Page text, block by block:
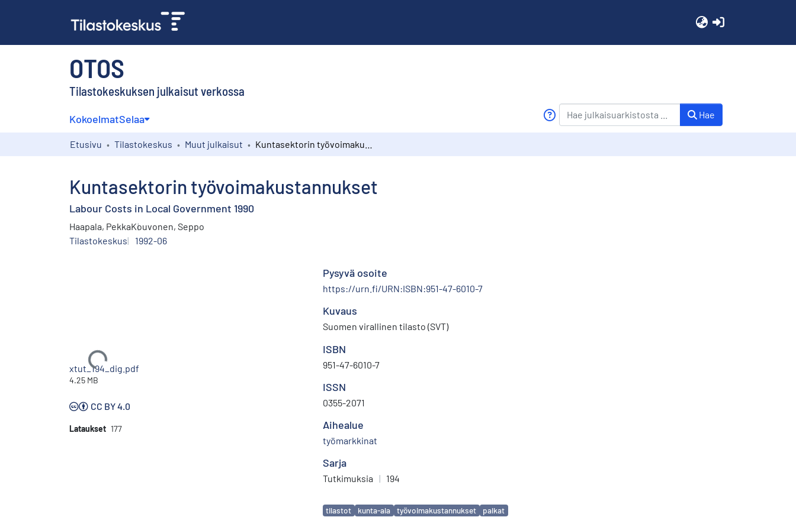
OTOS
Tilastokeskuksen julkaisut verkossa
KokoelmatSelaa Hae
Etusivu Tilastokeskus Muut julkaisut
Kuntasektorin työvoimakustannukset
Labour Costs in Local Government 1990
Haapala, PekkaKouvonen, Seppo
Tilastokeskus
1992-06
Ladataan...
xtut_194_dig.pdf
4.25 MB
CC BY 4.0
Lataukset 177
Pysyvä osoite
https://urn.fi/URN:ISBN:951-47-6010-7
Kuvaus
Suomen virallinen tilasto (SVT)
ISBN
951-47-6010-7
ISSN
0355-2071
Aihealue
työmarkkinat
Sarja
Tutkimuksia | 194
Avainsanat
tilastot kunta-ala työvoimakustannukset palkat